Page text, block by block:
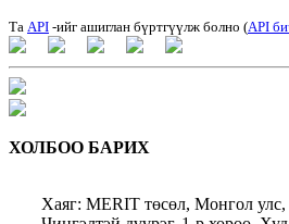
Та API -ийг ашиглан бүртгүүлж болно (API
ХОЛБОО БАРИХ
Хаяг: MERIT төсөл, Монгол улс,